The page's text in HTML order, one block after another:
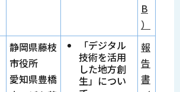
B
）
静岡県藤枝
市役所
愛知県豊橋
「デジタル
技術を活用
した地方創
生」につい
報
告
書